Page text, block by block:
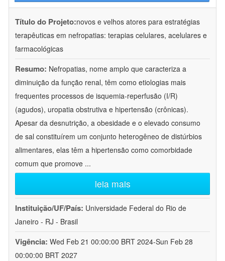
Título do Projeto:novos e velhos atores para estratégias
terapêuticas em nefropatias: terapias celulares, acelulares e
farmacológicas
Resumo: Nefropatias, nome amplo que caracteriza a
diminuição da função renal, têm como etiologias mais
frequentes processos de isquemia-reperfusão (I/R)
(agudos), uropatia obstrutiva e hipertensão (crônicas).
Apesar da desnutrição, a obesidade e o elevado consumo
de sal constituírem um conjunto heterogêneo de distúrbios
alimentares, elas têm a hipertensão como comorbidade
comum que promove ...
leia mais
Instituição/UF/País: Universidade Federal do Rio de
Janeiro - RJ - Brasil
Vigência: Wed Feb 21 00:00:00 BRT 2024-Sun Feb 28
00:00:00 BRT 2027